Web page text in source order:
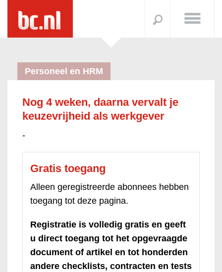
Personeel en HRM
Nog 4 weken, daarna vervalt je
keuzevrijheid als werkgever
-
Gratis toegang
Alleen geregistreerde abonnees hebben
toegang tot deze pagina.
Registratie is volledig gratis en geeft
u direct toegang tot het opgevraagde
document of artikel en tot honderden
andere checklists, contracten en tests